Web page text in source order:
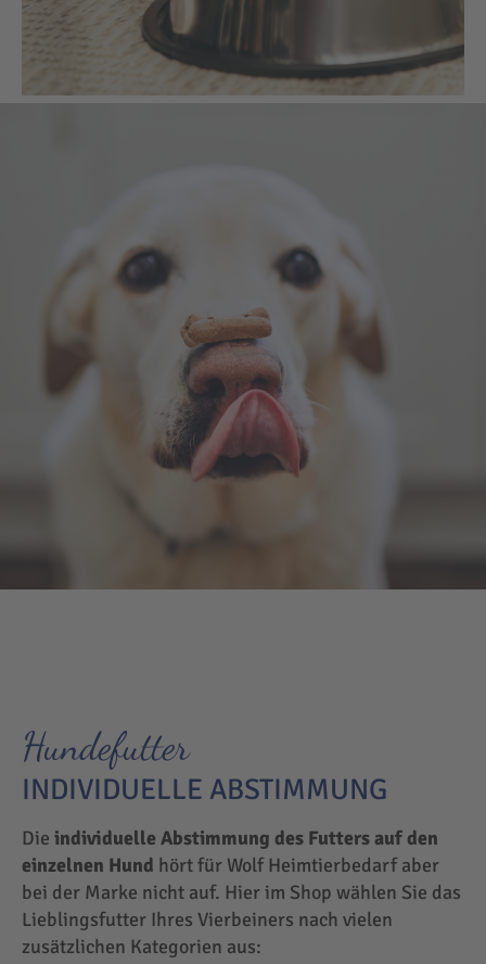
Hundefutter
INDIVIDUELLE ABSTIMMUNG
Die individuelle Abstimmung des Futters auf den
einzelnen Hund hört für Wolf Heimtierbedarf aber
bei der Marke nicht auf. Hier im Shop wählen Sie das
Lieblingsfutter Ihres Vierbeiners nach vielen
zusätzlichen Kategorien aus: